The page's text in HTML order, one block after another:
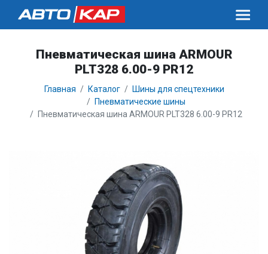
Пневматическая шина ARMOUR
PLT328 6.00-9 PR12
Главная Каталог
Шины для спецтехники
Пневматические шины
Пневматическая шина ARMOUR PLT328 6.00-9 PR12